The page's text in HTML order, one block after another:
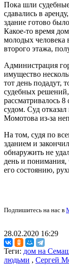
Пока шли
сдавались в
здание готово
Какое-то время
молодых человека
второго этажа,
Администрация
имущество
тот день подадут,
судебных
рассматривалось
судом. Суд
Момотова из-за
На том, судя по
зданием и
обнаружить не
день и понимания,
его состоянию,
Подпишитесь на нас в
28.02.2020 16:29
Теги: дом на
людьми , Сергей